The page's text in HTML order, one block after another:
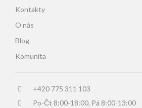
Kontakty
O nás
Blog
Komunita
+420 775 311 103
Po-Čt 8:00-18:00, Pá 8:00-13:00